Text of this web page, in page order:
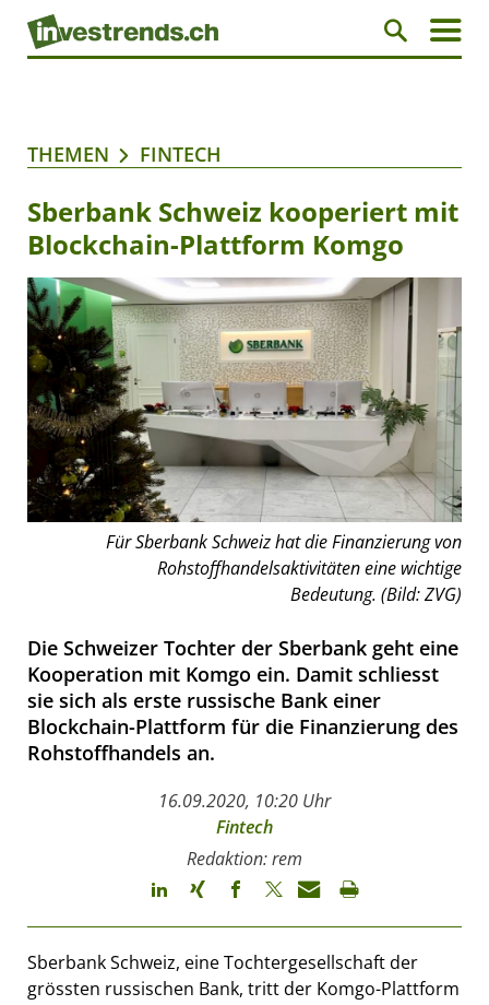
THEMEN FINTECH
Sberbank Schweiz kooperiert mit
Blockchain-Plattform Komgo
Für Sberbank Schweiz hat die Finanzierung von
Rohstoffhandelsaktivitäten eine wichtige
Bedeutung. (Bild: ZVG)
Die Schweizer Tochter der Sberbank geht eine
Kooperation mit Komgo ein. Damit schliesst
sie sich als erste russische Bank einer
Blockchain-Plattform für die Finanzierung des
Rohstoffhandels an.
16.09.2020, 10:20 Uhr
Fintech
Redaktion: rem
Sberbank Schweiz, eine Tochtergesellschaft der
grössten russischen Bank, tritt der Komgo-Plattform